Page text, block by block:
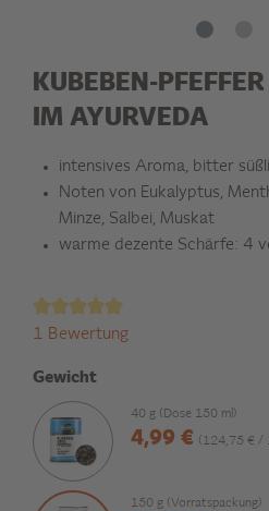
KUBEBEN-
IM AYURVEDA
intensives Aroma, bitter
Noten von Eukalyptus,
Minze, Salbei, Muskat
warme dezente Schärfe: 4
1 Bewertung
Gewicht
40 g (Dose 150 ml)
4,99 € (124,75 € /
150 g (Vorratspackung)